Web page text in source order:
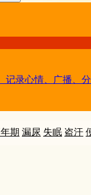
记录心情、广播、
期 漏尿 失眠 盗汗